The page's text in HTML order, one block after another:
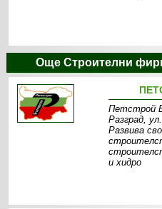
Още Строителни
Петстрой
Разград,
Развива
и хидро